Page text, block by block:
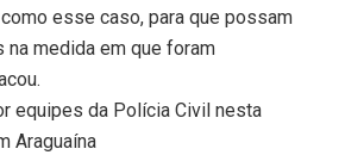
esse caso, para que possam
na medida em que foram
equipes da Polícia Civil nesta
Araguaína